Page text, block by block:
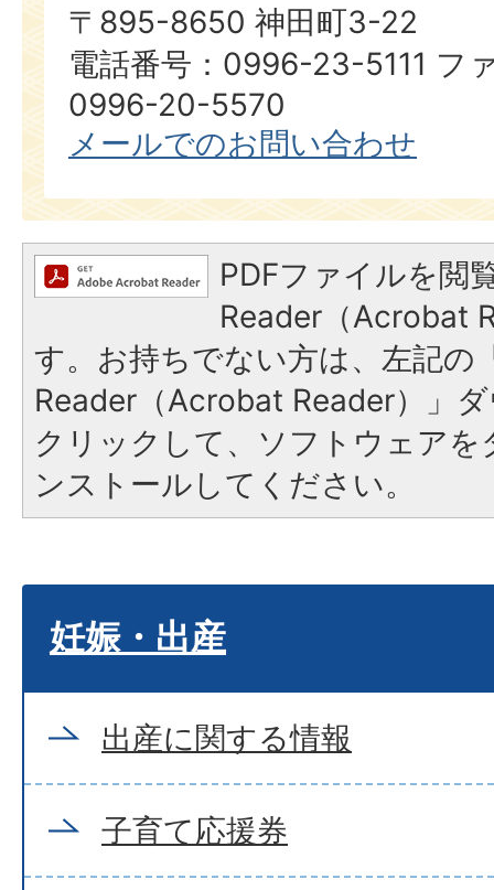
〒895-8650 神田町3-22
電話番号：0996-23-5111 フ
0996-20-5570
メールでのお問い合わせ
PDFファイルを閲
Reader（Acrobat
す。お持ちでない方は、左記の
Reader（Acrobat Reader）」
クリックして、ソフトウェア
ンストールしてください。
妊娠・出産
出産に関する情報
子育て応援券